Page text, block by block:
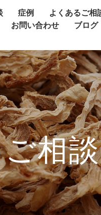
症例
よくあるご相
お問い合わせ
ブログ
相談